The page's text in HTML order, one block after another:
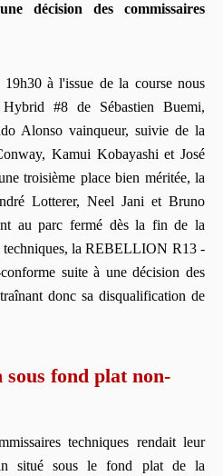
décision des commissaires
à l'issue de la course nous
#8 de Sébastien Buemi,
Alonso vainqueur, suivie de la
Kamui Kobayashi et José
troisième place bien méritée, la
Lotterer, Neel Jani et Bruno
au parc fermé dès la fin de la
techniques, la REBELLION R13 -
suite à une décision des
donc sa disqualification de
fond plat non-
techniques rendait leur
situé sous le fond plat de la